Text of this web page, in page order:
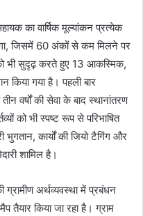
का वार्षिक मूल्यांकन प्रत्येक
जिसमें 60 अंकों से कम मिलने पर
भी सुदृढ़ करते हुए 13 आकस्मिक,
किया गया है। पहली बार
वर्षों की सेवा के बाद स्थानांतरण
को भी स्पष्ट रूप से परिभाषित
भुगतान, कार्यों की जियो टैगिंग और
शामिल है।
ग्रामीण अर्थव्यवस्था में प्रबंधन
तैयार किया जा रहा है। ग्राम